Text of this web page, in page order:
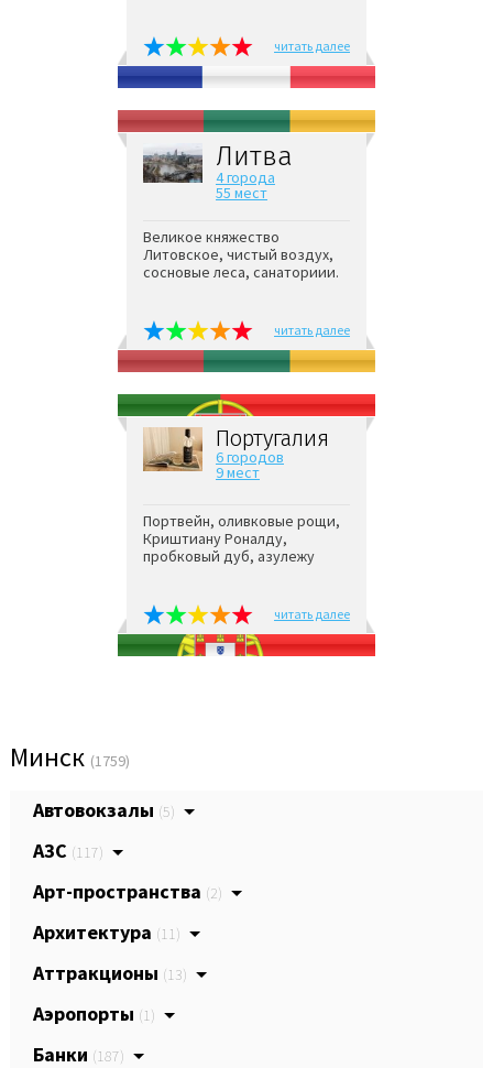
читать далее
Литва
4 города
55 мест
Великое княжество
Литовское, чистый воздух,
сосновые леса, санаториии.
читать далее
Португалия
6 городов
9 мест
Портвейн, оливковые рощи,
Криштиану Роналду,
пробковый дуб, азулежу
читать далее
Минск (1759)
Автовокзалы (5)
АЗС (117)
Арт-пространства (2)
Архитектура (11)
Аттракционы (13)
Аэропорты (1)
Банки (187)